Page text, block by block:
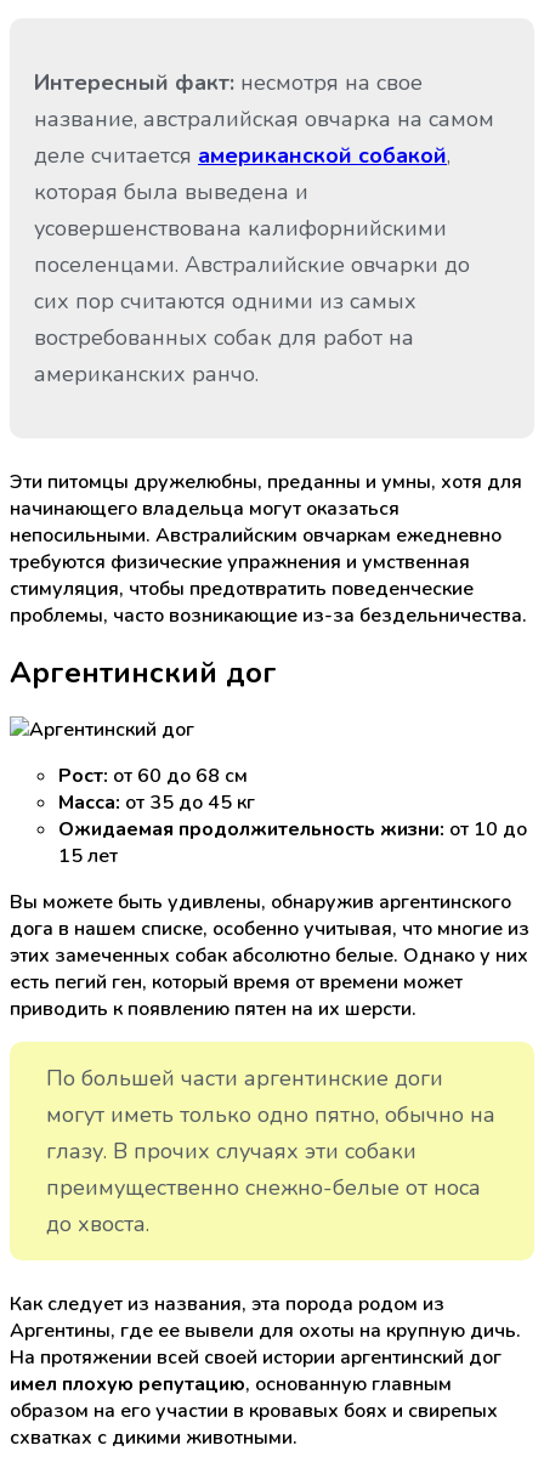
Интересный факт: несмотря на свое
название, австралийская овчарка на самом
деле считается американской собакой,
которая была выведена и
усовершенствована калифорнийскими
поселенцами. Австралийские овчарки до
сих пор считаются одними из самых
востребованных собак для работ на
американских ранчо.
Эти питомцы дружелюбны, преданны и умны, хотя для
начинающего владельца могут оказаться
непосильными. Австралийским овчаркам ежедневно
требуются физические упражнения и умственная
стимуляция, чтобы предотвратить поведенческие
проблемы, часто возникающие из-за бездельничества.
Аргентинский дог
Рост: от 60 до 68 см
Масса: от 35 до 45 кг
Ожидаемая продолжительность жизни: от 10 до
15 лет
Вы можете быть удивлены, обнаружив аргентинского
дога в нашем списке, особенно учитывая, что многие из
этих замеченных собак абсолютно белые. Однако у них
есть пегий ген, который время от времени может
приводить к появлению пятен на их шерсти.
По большей части аргентинские доги
могут иметь только одно пятно, обычно на
глазу. В прочих случаях эти собаки
преимущественно снежно-белые от носа
до хвоста.
Как следует из названия, эта порода родом из
Аргентины, где ее вывели для охоты на крупную дичь.
На протяжении всей своей истории аргентинский дог
имел плохую репутацию, основанную главным
образом на его участии в кровавых боях и свирепых
схватках с дикими животными.